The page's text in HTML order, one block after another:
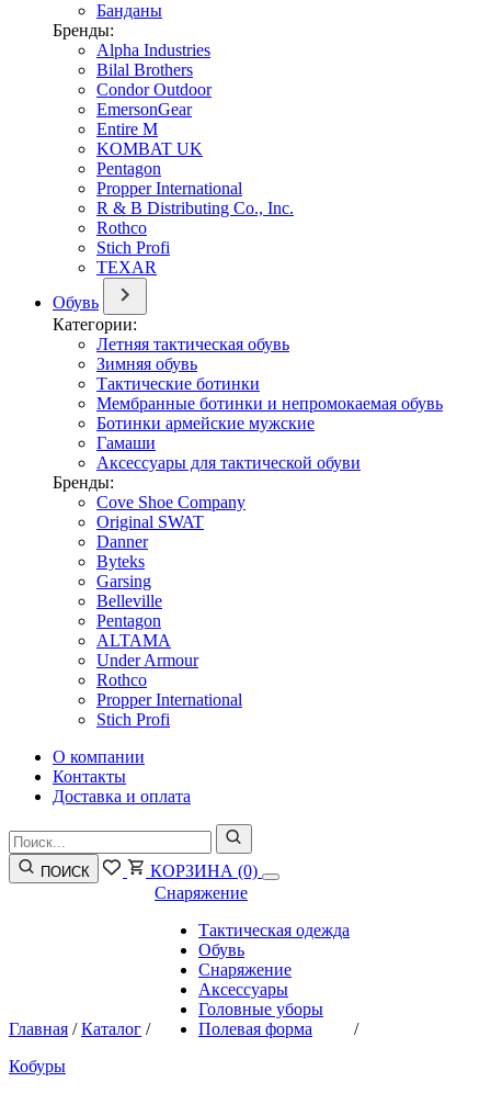
Банданы
Бренды:
Alpha Industries
Bilal Brothers
Condor Outdoor
EmersonGear
Entire M
KOMBAT UK
Pentagon
Propper International
R & B Distributing Co., Inc.
Rothco
Stich Profi
TEXAR
Обувь
Категории:
Летняя тактическая обувь
Зимняя обувь
Тактические ботинки
Мембранные ботинки и непромокаемая обувь
Ботинки армейские мужские
Гамаши
Аксессуары для тактической обуви
Бренды:
Cove Shoe Company
Original SWAT
Danner
Byteks
Garsing
Belleville
Pentagon
ALTAMA
Under Armour
Rothco
Propper International
Stich Profi
О компании
Контакты
Доставка и оплата
ПОИСК КОРЗИНА (0)
Главная /Каталог /
Снаряжение
Тактическая одежда
Обувь
Снаряжение
Аксессуары
Головные уборы
Полевая форма
/
Кобуры